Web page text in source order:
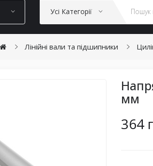
Усі Категорії
Лінійні вали та підшипники
мм
364